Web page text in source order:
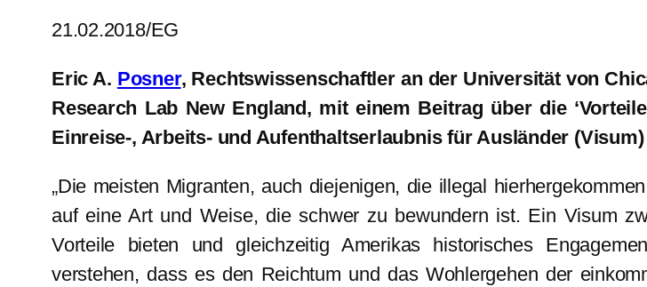
21.02.2018/EG
Eric A. Posner, Rechtswissenschaftler an der Universität von
Research Lab New England, mit einem Beitrag über die
Einreise-, Arbeits- und Aufenthaltserlaubnis für Ausländer
„Die meisten Migranten, auch diejenigen, die illegal
auf eine Art und Weise, die schwer zu bewundern ist. Ein Visum
Vorteile bieten und gleichzeitig Amerikas historisches
verstehen, dass es den Reichtum und das Wohlergehen der